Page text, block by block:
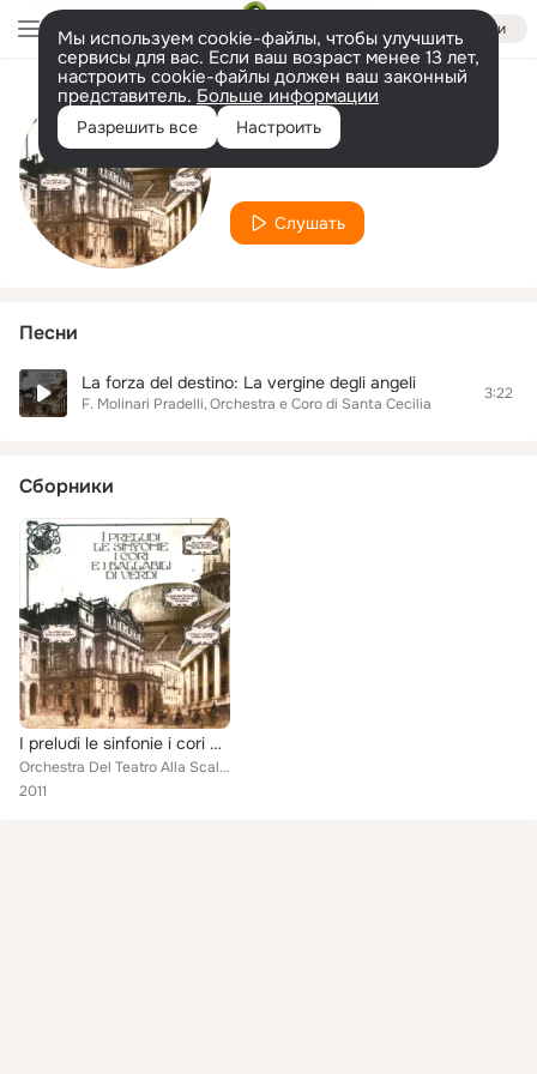
Войти
Мы используем cookie-файлы, чтобы улучшить
сервисы для вас. Если ваш возраст менее 13 лет,
настроить cookie-файлы должен ваш законный
представитель. Больше информации
Разрешить все Настроить
Исполнитель
F. Molinari Pradelli
Слушать
Песни
La forza del destino: La vergine degli angeli
F. Molinari Pradelli Orchestra e Coro di Santa Cecilia
3:22
Сборники
I preludi le sinfonie i cori e i ballabili di Verdi
Orchestra Del Teatro Alla Scala, Milano, Orchestra e Coro di Santa Cecilia, F. Molinari Pradelli, Orchestra E Coro Del Teatro Co...
2011